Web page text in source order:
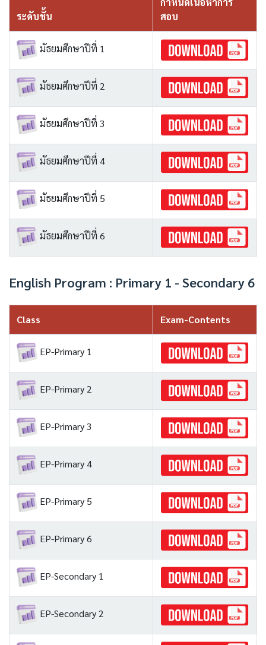
ระดับชั้น
สอบ
มัธยมศึกษาปีที่ 1
มัธยมศึกษาปีที่ 2
มัธยมศึกษาปีที่ 3
มัธยมศึกษาปีที่ 4
มัธยมศึกษาปีที่ 5
มัธยมศึกษาปีที่ 6
English Program : Primary 1 - Secondary 6
Class Exam-Contents
EP-Primary 1
EP-Primary 2
EP-Primary 3
EP-Primary 4
EP-Primary 5
EP-Primary 6
EP-Secondary 1
EP-Secondary 2